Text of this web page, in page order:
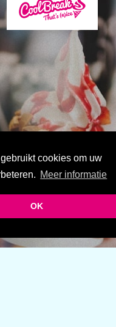
cookies om uw
Meer informatie
OK